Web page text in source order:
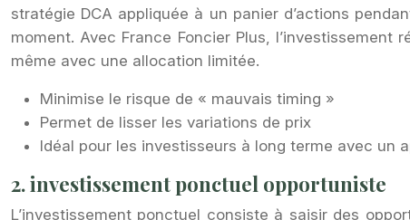
stratégie DCA appliquée à un panier d’actions
moment. Avec France Foncier Plus,
même avec une allocation limitée.
Minimise le risque de « mauvais timing »
Permet de lisser les variations de prix
Idéal pour les investisseurs à long terme avec un
2. investissement ponctuel opportuniste
L’investissement ponctuel consiste à saisir des